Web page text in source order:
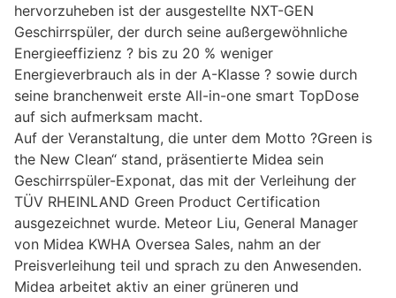
hervorzuheben ist der ausgestellte NXT-GEN
Geschirrspüler, der durch seine außergewöhnliche
Energieeffizienz ? bis zu 20 % weniger
Energieverbrauch als in der A-Klasse ? sowie durch
seine branchenweit erste All-in-one smart TopDose
auf sich aufmerksam macht.
Auf der Veranstaltung, die unter dem Motto ?Green is
the New Clean“ stand, präsentierte Midea sein
Geschirrspüler-Exponat, das mit der Verleihung der
TÜV RHEINLAND Green Product Certification
ausgezeichnet wurde. Meteor Liu, General Manager
von Midea KWHA Oversea Sales, nahm an der
Preisverleihung teil und sprach zu den Anwesenden.
Midea arbeitet aktiv an einer grüneren und